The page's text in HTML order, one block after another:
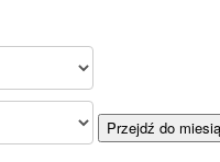
Przejdź do